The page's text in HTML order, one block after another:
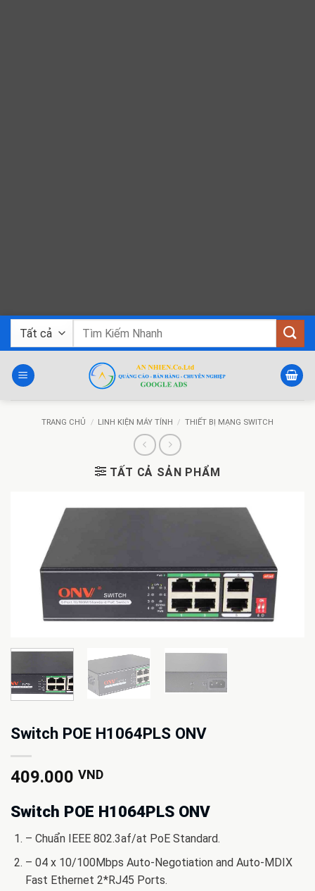
Bỏ
dung
Tìm
TRANG CHỦ / LINH KIỆN MÁY TÍNH / THIẾT BỊ MẠNG SWITCH
TẤT CẢ SẢN PHẨM
Switch POE H1064PLS ONV
409.000 VND
Switch POE H1064PLS ONV
– Chuẩn IEEE 802.3af/at PoE Standard.
– 04 x 10/100Mbps Auto-Negotiation and Auto-MDIX
Fast Ethernet 2*RJ45 Ports.